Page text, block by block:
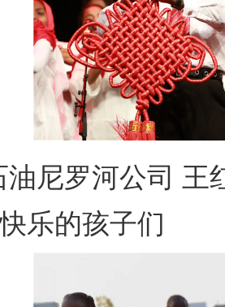
罗河公司 王
的孩子们